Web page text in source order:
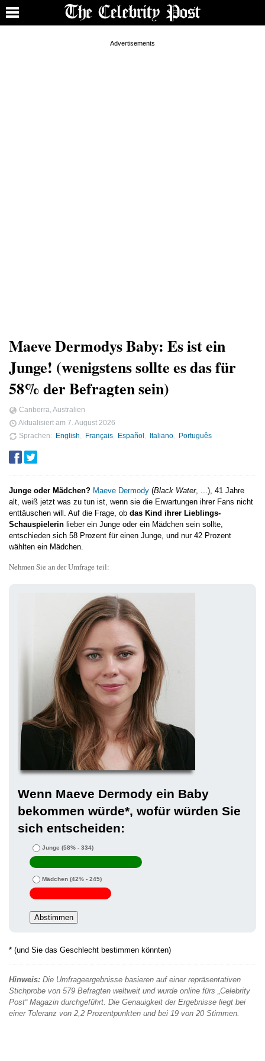
Maeve Dermodys Baby: Es ist ein
Junge! (wenigstens sollte es das für
58% der Befragten sein)
Canberra, Australien
Aktualisiert am 7. August 2026
Sprachen
English Français Español Italiano Português
Junge oder Mädchen? Maeve Dermody (Black Water, ...), 41 Jahre
alt, weiß jetzt was zu tun ist, wenn sie die Erwartungen ihrer Fans nicht
enttäuschen will. Auf die Frage, ob das Kind ihrer Lieblings-
Schauspielerin lieber ein Junge oder ein Mädchen sein sollte,
entschieden sich 58 Prozent für einen Junge, und nur 42 Prozent
wählten ein Mädchen.
Nehmen Sie an der Umfrage teil:
Wenn Maeve Dermody ein Baby
bekommen würde*, wofür würden Sie
sich entscheiden:
Junge (58% - 334)
Mädchen (42% - 245)
* (und Sie das Geschlecht bestimmen könnten)
Hinweis: Die Umfrageergebnisse basieren auf einer repräsentativen
Stichprobe von 579 Befragten weltweit und wurde online fürs „Celebrity
Post“ Magazin durchgeführt. Die Genauigkeit der Ergebnisse liegt bei
einer Toleranz von 2,2 Prozentpunkten und bei 19 von 20 Stimmen.